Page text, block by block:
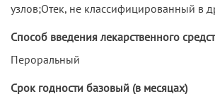
узлов;Отек, не классифицированный в
Способ введения лекарственного
Пероральный
Срок годности базовый (в месяцах)